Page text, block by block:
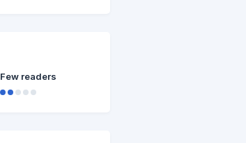
Few readers